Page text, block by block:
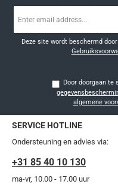
mailadres
Deze site wordt beschermd
algemene
SERVICE HOTLINE
Ondersteuning en advies via:
+31 85 40 10 130
ma-vr, 10.00 - 17.00 uur